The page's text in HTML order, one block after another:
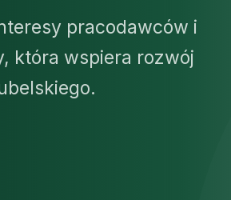
pracodawców i
która wspiera rozwój